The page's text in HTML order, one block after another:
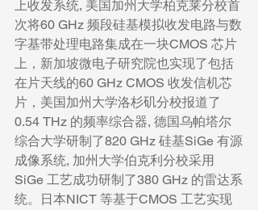
上收发系统, 美国加州大学柏克莱分校首
次将60 GHz 频段硅基模拟收发电路与数
字基带处理电路集成在一块CMOS 芯片
上，新加坡微电子研究院也实现了包括
在片天线的60 GHz CMOS 收发信机芯
片，美国加州大学洛杉矶分校报道了
0.54 THz 的频率综合器, 德国乌帕塔尔
综合大学研制了820 GHz 硅基SiGe 有源
成像系统, 加州大学伯克利分校采用
SiGe 工艺成功研制了380 GHz 的雷达系
统。日本NICT 等基于CMOS 工艺实现